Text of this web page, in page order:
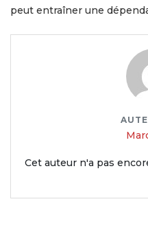
peut entraîner une
Cet auteur n'a pas